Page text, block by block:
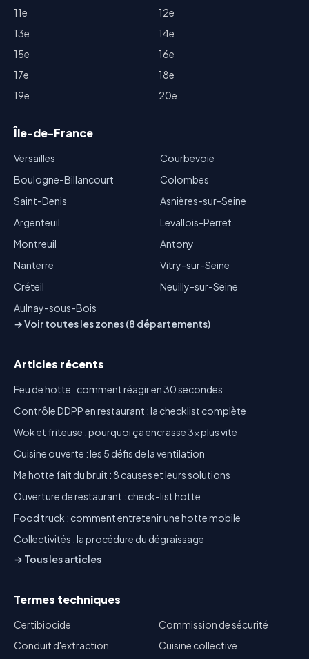
11e
12e
13e
14e
15e
16e
17e
18e
19e
20e
Île-de-France
Versailles
Boulogne-Billancourt
Saint-Denis
Argenteuil
Montreuil
Nanterre
Créteil
Aulnay-sous-Bois
Courbevoie
Colombes
Asnières-sur-Seine
Levallois-Perret
Antony
Vitry-sur-Seine
Neuilly-sur-Seine
→ Voir toutes les zones (8 départements)
Articles récents
Feu de hotte : comment réagir en 30 secondes
Contrôle DDPP en restaurant : la checklist complète
Wok et friteuse : pourquoi ça encrasse 3x plus vite
Cuisine ouverte : les 5 défis de la ventilation
Ma hotte fait du bruit : 8 causes et leurs solutions
Ouverture de restaurant : check-list hotte
Food truck : comment entretenir une hotte mobile
Collectivités : la procédure du dégraissage
→ Tous les articles
Termes techniques
Certibiocide
Commission de sécurité
Conduit d'extraction
Cuisine collective